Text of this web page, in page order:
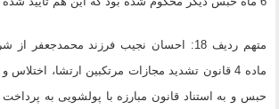
متهم ردیف 18: احسان نجیب فرزند محمدجعفر
ماده 4 قانون تشدید مجازات مرتکبین ارتشا،
حبس و به استناد قانون مبارزه با پولشویی به